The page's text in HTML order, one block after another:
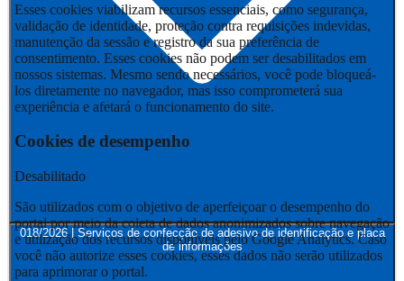
018/2026 | Serviços de confecção de adesivo de identificação e placa
de informações
Esses cookies viabilizam recursos essenciais, como segurança,
validação de identidade, proteção contra requisições indevidas,
manutenção da sessão e registro da sua preferência de
consentimento. Esses cookies não podem ser desabilitados em
nossos sistemas. Mesmo sendo necessários, você pode bloqueá-
los diretamente no navegador, mas isso comprometerá sua
experiência e afetará o funcionamento do site.
Cookies de desempenho
Desabilitado
São utilizados com o objetivo de aperfeiçoar o desempenho do
portal por meio da coleta de dados anonimizados sobre navegação
e utilização dos recursos disponíveis pelo Google Analytics. Caso
você não autorize esses cookies, esses dados não serão utilizados
para aprimorar o portal.